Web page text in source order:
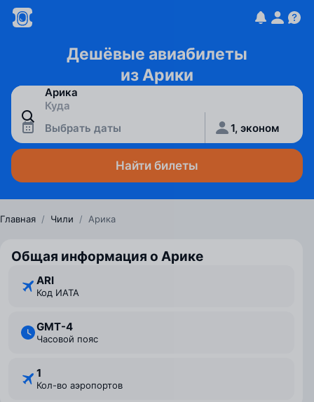
Дешёвые авиабилеты
из Арики
Выбрать даты 1, эконом
Найти билеты
Главная / Чили / Арика
Общая информация о Арике
ARI
Код ИАТА
GMT-4
Часовой пояс
1
Кол-во аэропортов